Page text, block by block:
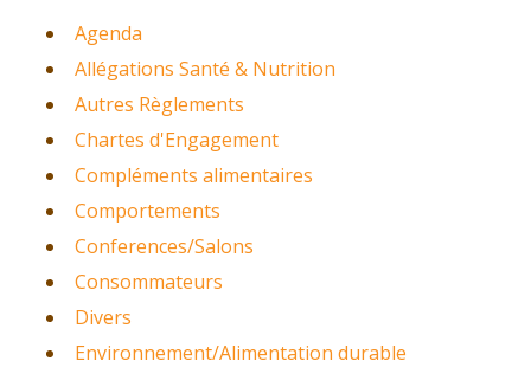
Agenda
Allégations Santé & Nutrition
Autres Règlements
Chartes d'Engagement
Compléments alimentaires
Comportements
Conferences/Salons
Consommateurs
Divers
Environnement/Alimentation durable